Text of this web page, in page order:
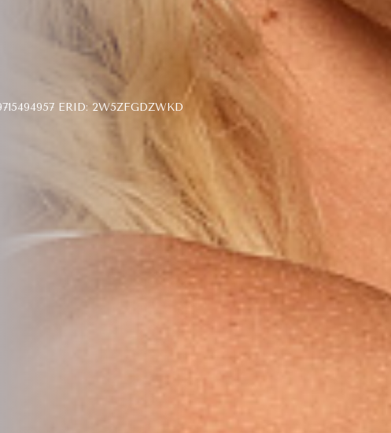
ERID: 2W5ZFGDZWKD